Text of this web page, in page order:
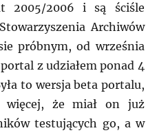
2005/2006 i są ściśle
Archiwów
próbnym, od września
z udziałem ponad 4
to wersja beta portalu,
więcej, że miał on już
testujących go, a w